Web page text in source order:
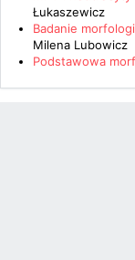
Łukaszewicz
Badanie
Milena Lubowicz
Podstawowa